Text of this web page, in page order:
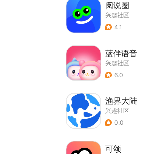
阅说圈
兴趣社区
4.1
蓝伴语音
兴趣社区
6.0
渔界大陆
兴趣社区
0.0
可颂